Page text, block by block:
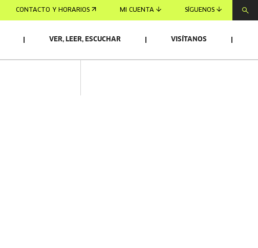
CONTACTO Y HORARIOS MI CUENTA SÍGUENOS
VER, LEER, ESCUCHAR VISÍTANOS